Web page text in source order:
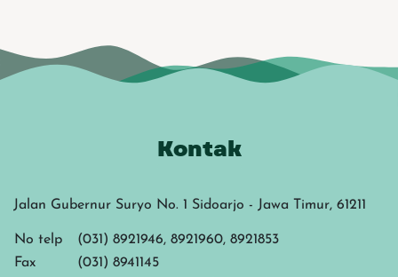
Kontak
Jalan Gubernur Suryo No. 1 Sidoarjo - Jawa Timur, 61211
No telp
(031) 8921946, 8921960, 8921853
Fax
(031) 8941145